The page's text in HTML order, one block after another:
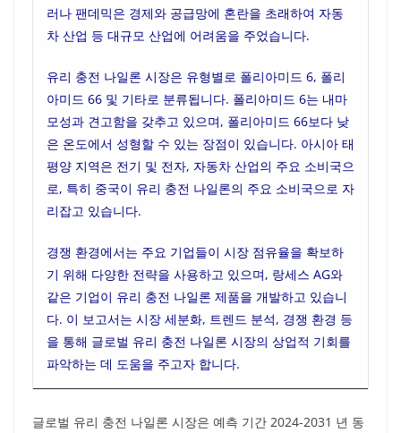
러나 팬데믹은 경제와 공급망에 혼란을 초래하여 자동
차 산업 등 대규모 산업에 어려움을 주었습니다.
유리 충전 나일론 시장은 유형별로 폴리아미드 6, 폴리
아미드 66 및 기타로 분류됩니다. 폴리아미드 6는 내마
모성과 견고함을 갖추고 있으며, 폴리아미드 66보다 낮
은 온도에서 성형할 수 있는 장점이 있습니다. 아시아 태
평양 지역은 전기 및 전자, 자동차 산업의 주요 소비국으
로, 특히 중국이 유리 충전 나일론의 주요 소비국으로 자
리잡고 있습니다.
경쟁 환경에서는 주요 기업들이 시장 점유율을 확보하
기 위해 다양한 전략을 사용하고 있으며, 랑세스 AG와
같은 기업이 유리 충전 나일론 제품을 개발하고 있습니
다. 이 보고서는 시장 세분화, 트렌드 분석, 경쟁 환경 등
을 통해 글로벌 유리 충전 나일론 시장의 상업적 기회를
파악하는 데 도움을 주고자 합니다.
글로벌 유리 충전 나일론 시장은 예측 기간 2024-2031 년 동